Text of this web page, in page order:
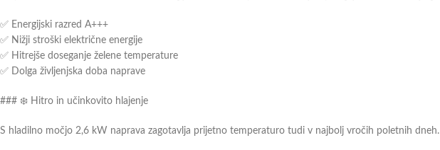
✅ Energijski razred A+++
✅ Nižji stroški električne energije
✅ Hitrejše doseganje želene temperature
✅ Dolga življenjska doba naprave
### ❄️ Hitro in učinkovito hlajenje
S hladilno močjo 2,6 kW naprava zagotavlja prijetno temperaturo tudi v najbolj vročih poletnih